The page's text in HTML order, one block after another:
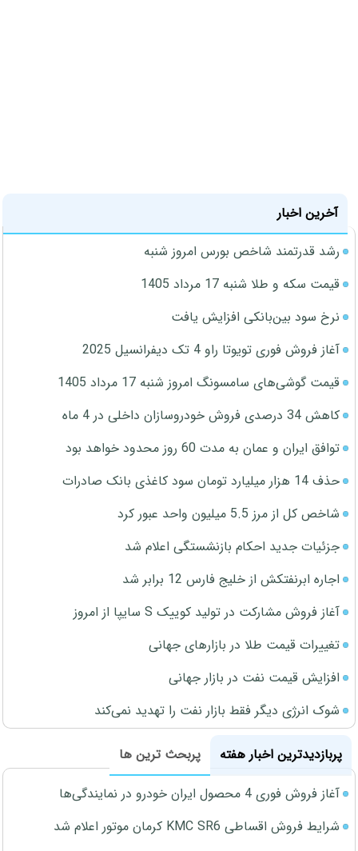
آخرین اخبار
رشد قدرتمند شاخص بورس امروز شنبه
قیمت سکه و طلا شنبه 17 مرداد 1405
نرخ سود بین‌بانکی افزایش یافت
آغاز فروش فوری تویوتا راو 4 تک دیفرانسیل 2025
قیمت گوشی‌های سامسونگ امروز شنبه 17 مرداد 1405
کاهش 34 درصدی فروش خودروسازان داخلی در 4 ماه
توافق ایران و عمان به مدت 60 روز محدود خواهد بود
حذف 14 هزار میلیارد تومان سود کاغذی بانک صادرات
شاخص کل از مرز 5.5 میلیون واحد عبور کرد
جزئیات جدید احکام بازنشستگی اعلام شد
اجاره ابرنفتکش از خلیج فارس 12 برابر شد
آغاز فروش مشارکت در تولید کوییک S سایپا از امروز
تغییرات قیمت طلا در بازارهای جهانی
افزایش قیمت نفت در بازار جهانی
شوک انرژی دیگر فقط بازار نفت را تهدید نمی‌کند
پربازدیدترین اخبار هفته
پربحث ترین ها
آغاز فروش فوری 4 محصول ایران خودرو در نمایندگی‌ها
شرایط فروش اقساطی KMC SR6 کرمان موتور اعلام شد